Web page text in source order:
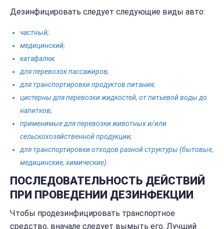
Дезинфицировать следует следующие виды авто:
частный;
медицинский;
катафалки;
для перевозок пассажиров;
для транспортировки продуктов питания;
цистерны для перевозки жидкостей, от питьевой воды до
напитков;
применимые для перевозки животных и/или
сельскохозяйственной продукции;
для транспортировки отходов разной структуры (бытовые,
медицинские, химические).
ПОСЛЕДОВАТЕЛЬНОСТЬ ДЕЙСТВИЙ
ПРИ ПРОВЕДЕНИИ ДЕЗИНФЕКЦИИ
Чтобы продезинфицировать транспортное
средство, вначале следует вымыть его. Лучший